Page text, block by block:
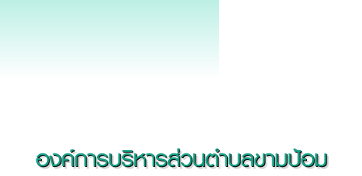
องค์การบริหารส่วนตำบลขามป้อม